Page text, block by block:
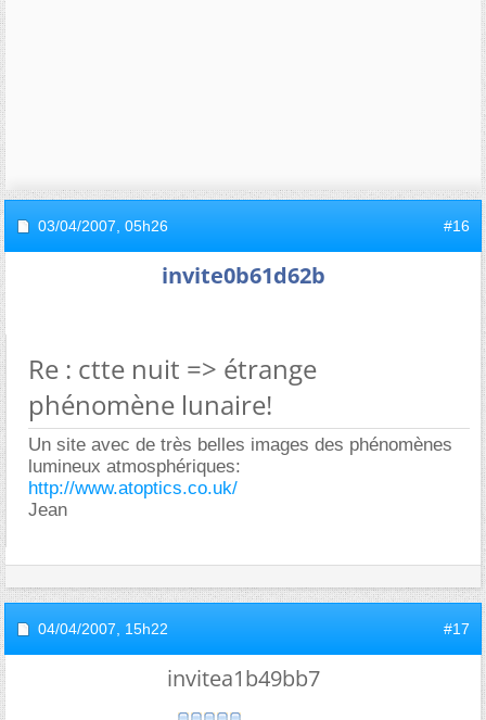
03/04/2007, 05h26 #16
invite0b61d62b
Re : ctte nuit => étrange
phénomène lunaire!
Un site avec de très belles images des phénomènes
lumineux atmosphériques:
http://www.atoptics.co.uk/
Jean
04/04/2007, 15h22 #17
invitea1b49bb7